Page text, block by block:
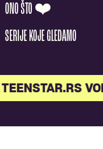
ONO ŠTO ❤️
SERIJE KOJE GLEDAMO